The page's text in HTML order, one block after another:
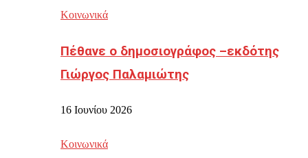
Κοινωνικά
Πέθανε ο δημοσιογράφος –εκδότης
Γιώργος Παλαμιώτης
16 Ιουνίου 2026
Κοινωνικά